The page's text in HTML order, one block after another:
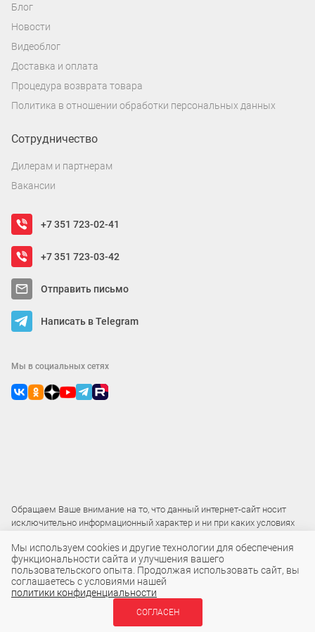
Блог
Новости
Видеоблог
Доставка и оплата
Процедура возврата товара
Политика в отношении обработки персональных данных
Сотрудничество
Дилерам и партнерам
Вакансии
+7 351 723-02-41
+7 351 723-03-42
Отправить письмо
Написать в Telegram
Мы в социальных сетях
Обращаем Ваше внимание на то, что данный интернет-сайт носит
исключительно информационный характер и ни при каких условиях
2015 – 2026 © ООО «Локос»
В КОРЗИНУ
Мы используем cookies и другие технологии для обеспечения
функциональности сайта и улучшения вашего
пользовательского опыта. Продолжая использовать сайт, вы
соглашаетесь с условиями нашей
политики конфиденциальности
СОГЛАСЕН